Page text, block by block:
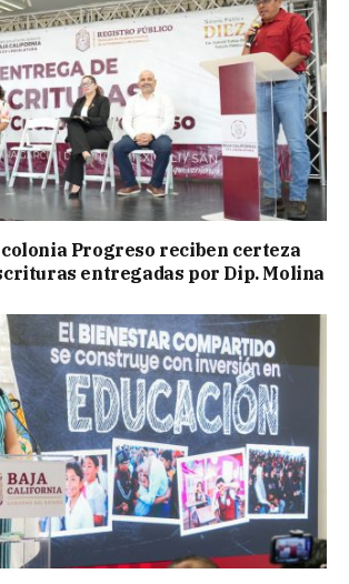
Progreso reciben certeza
entregadas por Dip. Molina